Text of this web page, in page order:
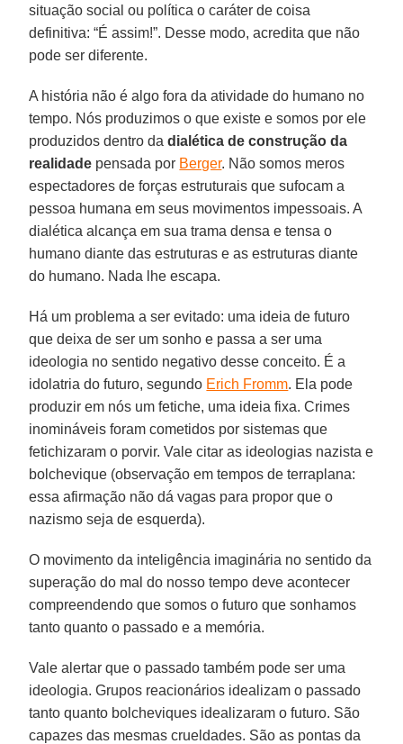
situação social ou política o caráter de coisa
definitiva: “É assim!”. Desse modo, acredita que não
pode ser diferente.
A história não é algo fora da atividade do humano no
tempo. Nós produzimos o que existe e somos por ele
produzidos dentro dadialética de construção da
realidade pensada por Berger. Não somos meros
espectadores de forças estruturais que sufocam a
pessoa humana em seus movimentos impessoais. A
dialética alcança em sua trama densa e tensa o
humano diante das estruturas e as estruturas diante
do humano. Nada lhe escapa.
Há um problema a ser evitado: uma ideia de futuro
que deixa de ser um sonho e passa a ser uma
ideologia no sentido negativo desse conceito. É a
idolatria do futuro, segundo Erich Fromm. Ela pode
produzir em nós um fetiche, uma ideia fixa. Crimes
inomináveis foram cometidos por sistemas que
fetichizaram o porvir. Vale citar as ideologias nazista e
bolchevique (observação em tempos de terraplana:
essa afirmação não dá vagas para propor que o
nazismo seja de esquerda).
O movimento da inteligência imaginária no sentido da
superação do mal do nosso tempo deve acontecer
compreendendo que somos o futuro que sonhamos
tanto quanto o passado e a memória.
Vale alertar que o passado também pode ser uma
ideologia. Grupos reacionários idealizam o passado
tanto quanto bolcheviques idealizaram o futuro. São
capazes das mesmas crueldades. São as pontas da